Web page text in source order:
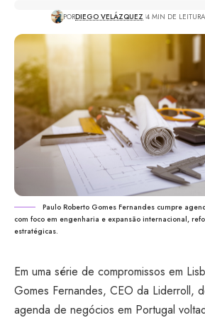
PORDIEGO VELÁZQUEZ 4 MIN DE LEITURA
Paulo Roberto Gomes Fernandes cumpre
com foco em engenharia e expansão internacional,
estratégicas.
Em uma série de compromissos em
Gomes Fernandes, CEO da Liderroll,
agenda de negócios em Portugal